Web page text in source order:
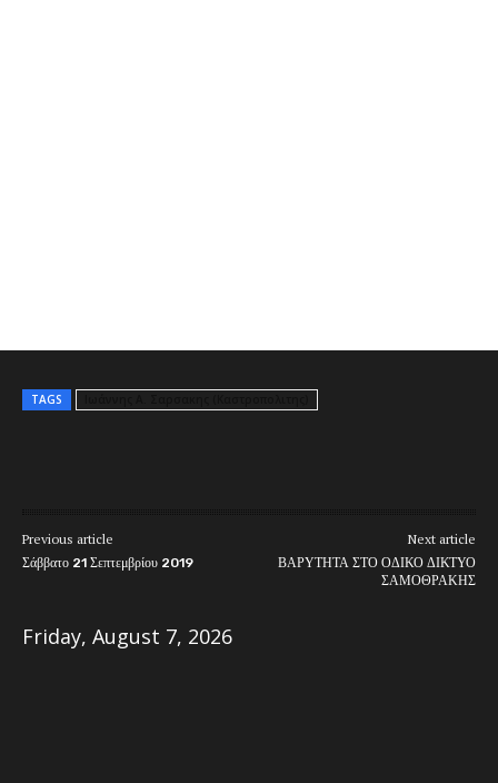
TAGS
Previous article
Σάββατο 21 Σεπτεμβρίου 2019
Next article
ΒΑΡΥΤΗΤΑ ΣΤΟ ΟΔΙΚΟ ΔΙΚΤΥΟ
ΣΑΜΟΘΡΑΚΗΣ
Friday, August 7, 2026